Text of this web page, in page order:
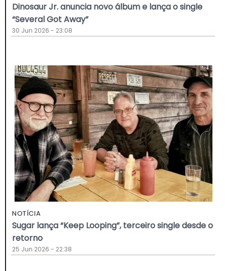
Dinosaur Jr. anuncia novo álbum e lança o single
“Several Got Away”
30 Jun 2026 - 23:08
NOTÍCIA
Sugar lança “Keep Looping”, terceiro single desde o
retorno
25 Jun 2026 - 22:38